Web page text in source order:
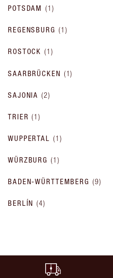
POTSDAM (1 )
REGENSBURG (1 )
ROSTOCK (1 )
SAARBRÜCKEN (1)
SAJONIA (2)
TRIER (1)
WUPPERTAL (1 )
WÜRZBURG (1 )
BADEN-WÜRTTEMBERG (9)
BERLÍN (4)